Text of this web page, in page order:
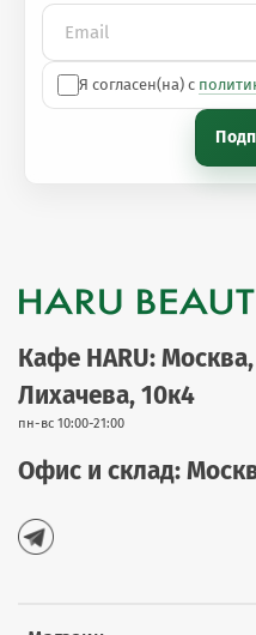
Я согласен(на) с
Кафе HARU:
Лихачева, 10к4
пн-вс 10:00-21:00
Офис и склад: